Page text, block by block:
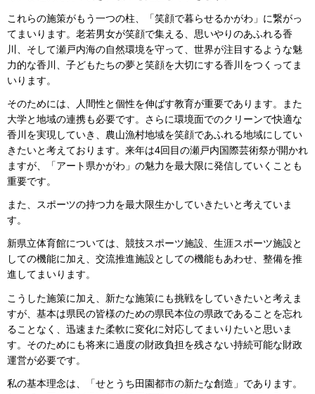
これらの施策がもう一つの柱、「笑顔で暮らせるかがわ」に繋がっ
てまいります。老若男女が笑顔で集える、思いやりのあふれる香
川、そして瀬戸内海の自然環境を守って、世界が注目するような魅
力的な香川、子どもたちの夢と笑顔を大切にする香川をつくってま
いります。
そのためには、人間性と個性を伸ばす教育が重要であります。また
大学と地域の連携も必要です。さらに環境面でのクリーンで快適な
香川を実現していき、農山漁村地域を笑顔であふれる地域にしてい
きたいと考えております。来年は4回目の瀬戸内国際芸術祭が開かれ
ますが、「アート県かがわ」の魅力を最大限に発信していくことも
重要です。
また、スポーツの持つ力を最大限生かしていきたいと考えていま
す。
新県立体育館については、競技スポーツ施設、生涯スポーツ施設と
しての機能に加え、交流推進施設としての機能もあわせ、整備を推
進してまいります。
こうした施策に加え、新たな施策にも挑戦をしていきたいと考えま
すが、基本は県民の皆様のための県民本位の県政であることを忘れ
ることなく、迅速また柔軟に変化に対応してまいりたいと思いま
す。そのためにも将来に過度の財政負担を残さない持続可能な財政
運営が必要です。
私の基本理念は、「せとうち田園都市の新たな創造」であります。